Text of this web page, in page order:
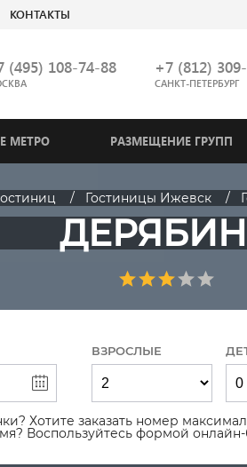
КОНТАКТЫ
(495) 108-74-88 +7 (812)
САНКТ-ПЕТЕРБУРГ
МЕТРО РАЗМЕЩЕНИЕ ГРУПП
Гостиницы Ижевск
ВЗРОСЛЫЕ
Хотите заказать номер
Воспользуйтесь формой